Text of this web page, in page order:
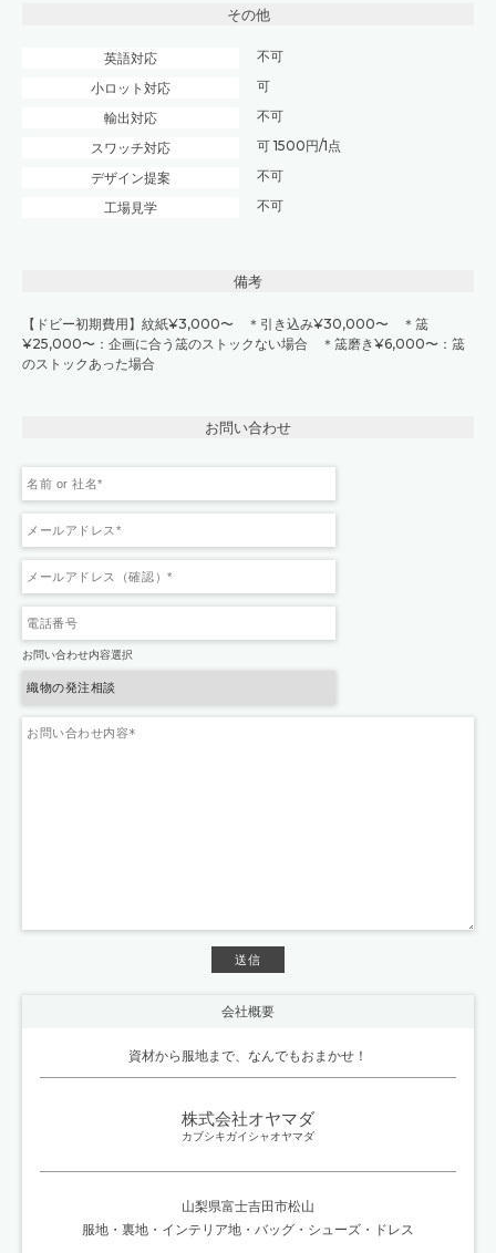
その他
英語対応
不可
小ロット対応
可
輸出対応
不可
スワッチ対応
可 1500円/1点
デザイン提案
不可
工場見学
不可
備考
【ドビー初期費用】紋紙¥3,000〜 ＊引き込み¥30,000〜 ＊筬
¥25,000〜：企画に合う筬のストックない場合 ＊筬磨き¥6,000〜：筬
のストックあった場合
お問い合わせ
お問い合わせ内容選択
会社概要
資材から服地まで、なんでもおまかせ！
株式会社オヤマダ
カブシキガイシャオヤマダ
山梨県富士吉田市松山
服地 ・ 裏地 ・ インテリア地 ・ バッグ・シューズ ・ ドレス